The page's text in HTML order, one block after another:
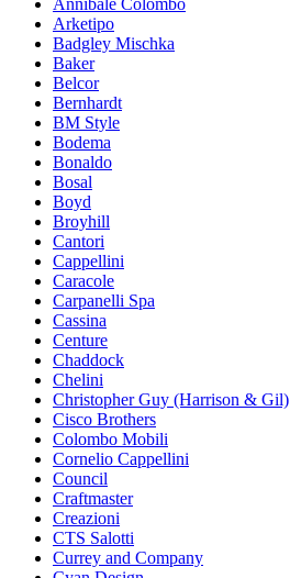
Annibale Colombo
Arketipo
Badgley Mischka
Baker
Belcor
Bernhardt
BM Style
Bodema
Bonaldo
Bosal
Boyd
Broyhill
Cantori
Cappellini
Caracole
Carpanelli Spa
Cassina
Centure
Chaddock
Chelini
Christopher Guy (Harrison & Gil)
Cisco Brothers
Colombo Mobili
Cornelio Cappellini
Council
Craftmaster
Creazioni
CTS Salotti
Currey and Company